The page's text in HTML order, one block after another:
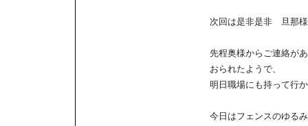
次回は是非是非 旦那
先程奥様からご連絡が
おられたようで、
明日職場にも持って行
今日はフェンスのゆる